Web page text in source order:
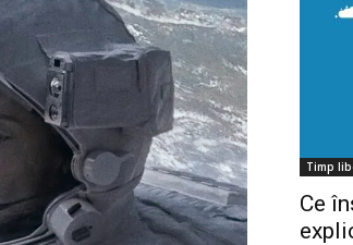
Cluj
Timp
Ce